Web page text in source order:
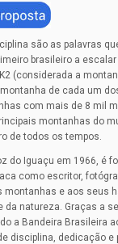
são as palavras
brasileiro a
(considerada a
de cada um
com mais de 8 mil
montanhas do
de todos os tempos.
do Iguaçu em 1966, é
como escritor,
montanhas e aos seus
da natureza. Graças a
a Bandeira Brasileira
disciplina, dedicação e